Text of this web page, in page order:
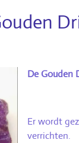
De Gouden
Er wordt
verrichten.